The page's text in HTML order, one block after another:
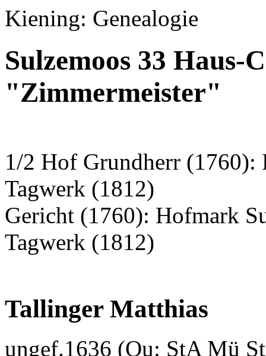
Kiening: Genealogie
Sulzemoos 33 Haus-
"Zimmermeister"
1/2 Hof Grundherr (1760):
Tagwerk (1812)
Gericht (1760): Hofmark
Tagwerk (1812)
Tallinger Matthias
ungef.1636 (Qu: StA Mü